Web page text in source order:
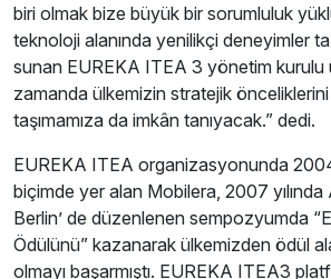
biri olmak bize büyük bir sorumluluk
teknoloji alanında yenilikçi deneyimler
sunan EUREKA ITEA 3 yönetim kurulu
zamanda ülkemizin stratejik
taşımamıza da imkân tanıyacak.” dedi.
EUREKA ITEA organizasyonunda
biçimde yer alan Mobilera, 2007 yılında
Berlin’ de düzenlenen sempozyumda
Ödülünü” kazanarak ülkemizden ödül
olmayı başarmıştı. EUREKA ITEA3